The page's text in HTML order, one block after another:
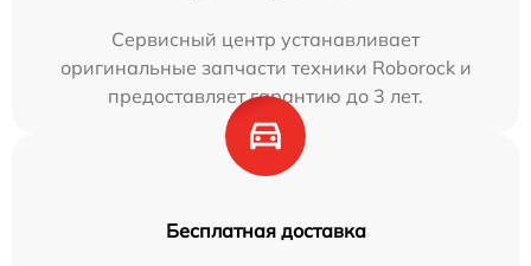
Сервисный центр устанавливает
оригинальные запчасти техники Roborock и
предоставляет гарантию до 3 лет.
Бесплатная доставка